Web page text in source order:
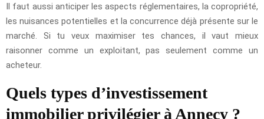
Il faut aussi anticiper les aspects réglementaires, la copropriété,
les nuisances potentielles et la concurrence déjà présente sur le
marché. Si tu veux maximiser tes chances, il vaut mieux
raisonner comme un exploitant, pas seulement comme un
acheteur.
Quels types d’investissement
immobilier privilégier à Annecy ?